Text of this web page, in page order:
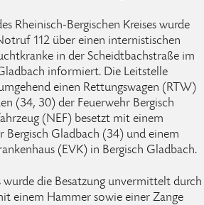
Rheinisch-Bergischen Kreises wurde
112 über einen internistischen
in der Scheidtbachstraße im
informiert. Die Leitstelle
einen Rettungswagen (RTW)
(34, 30) der Feuerwehr Bergisch
(NEF) besetzt mit einem
Bergisch Gladbach (34) und einem
(EVK) in Bergisch Gladbach.
wurde die Besatzung unvermittelt durch
einem Hammer sowie einer Zange